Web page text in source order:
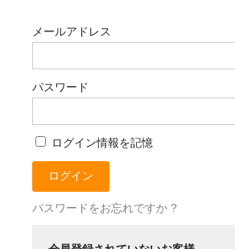
純 米 酒
よえもん 川村酒造店（岩手県花巻市）
綿屋 金の井酒造（宮城県栗原市）
大七 大七酒造（福島県二本松市）
宗玄 宗玄酒造（石川県珠洲市）
神亀 神亀酒造（埼玉県蓮田市）
メールアドレス
パスワード
ログイン情報を記憶
パスワードをお忘れですか ?